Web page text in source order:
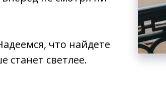
что найдете
станет светлее.